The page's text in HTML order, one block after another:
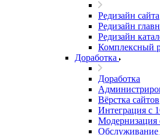
Редизайн сайта
Редизайн
Редизайн
Комплексный
Доработка
Доработка
Вёрстка сайтов
Интеграция с
Модернизация
Обслуживание